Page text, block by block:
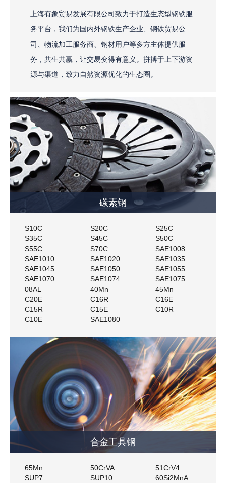
上海有象贸易发展有限公司致力于打造生态型钢铁服
务平台，我们为国内外钢铁生产企业、钢铁贸易公
司、物流加工服务商、钢材用户等多方主体提供服
务，共生共赢，让交易变得有意义。拼搏于上下游资
源与渠道，致力自然资源优化的生态圈。
碳素钢
S10C S20C
S25C
S35C
S45C
S50C
S55C
S70C
SAE1008
SAE1010
SAE1020
SAE1035
SAE1045
SAE1050
SAE1055
SAE1070
SAE1074
SAE1075
08AL
40Mn
45Mn
C20E
C16R
C16E
C15R
C15E
C10R
C10E
SAE1080
合金工具钢
65Mn 50CrVA
51CrV4
SUP7
SUP10
60Si2MnA